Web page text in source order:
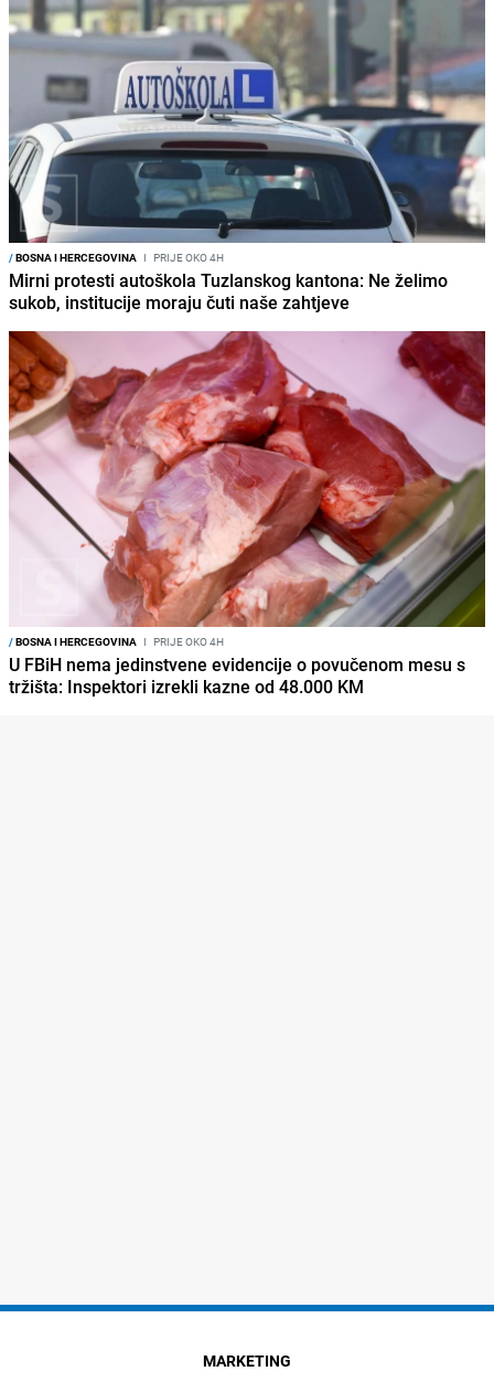
/BOSNA I HERCEGOVINA I PRIJE OKO 4H
Mirni protesti autoškola Tuzlanskog kantona: Ne želimo
sukob, institucije moraju čuti naše zahtjeve
/BOSNA I HERCEGOVINA I PRIJE OKO 4H
U FBiH nema jedinstvene evidencije o povučenom mesu s
tržišta: Inspektori izrekli kazne od 48.000 KM
MARKETING